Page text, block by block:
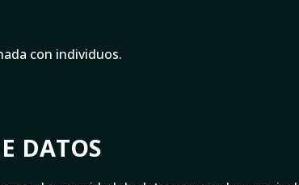
con individuos.
DATOS